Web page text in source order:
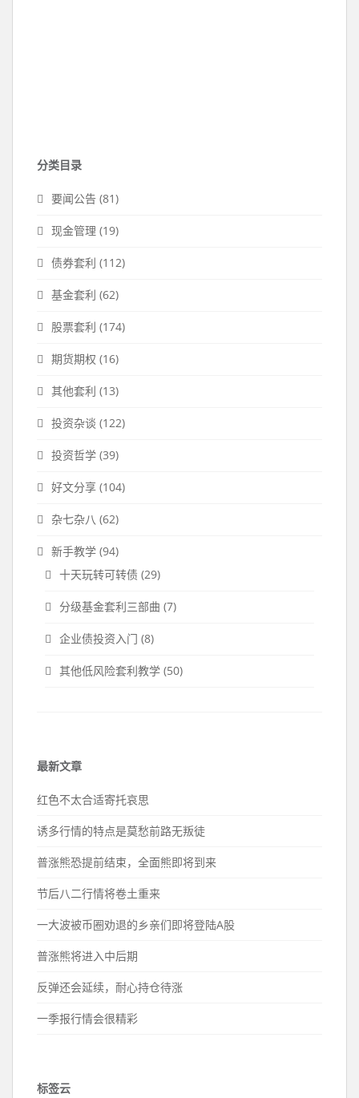
分类目录
要闻公告 (81)
现金管理 (19)
债券套利 (112)
基金套利 (62)
股票套利 (174)
期货期权 (16)
其他套利 (13)
投资杂谈 (122)
投资哲学 (39)
好文分享 (104)
杂七杂八 (62)
新手教学 (94)
十天玩转可转债 (29)
分级基金套利三部曲 (7)
企业债投资入门 (8)
其他低风险套利教学 (50)
最新文章
红色不太合适寄托哀思
诱多行情的特点是莫愁前路无叛徒
普涨熊恐提前结束，全面熊即将到来
节后八二行情将卷土重来
一大波被币圈劝退的乡亲们即将登陆A股
普涨熊将进入中后期
反弹还会延续，耐心持仓待涨
一季报行情会很精彩
标签云